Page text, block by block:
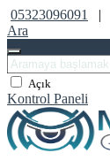
05323096091 |
Ara
Açık
Kontrol Paneli